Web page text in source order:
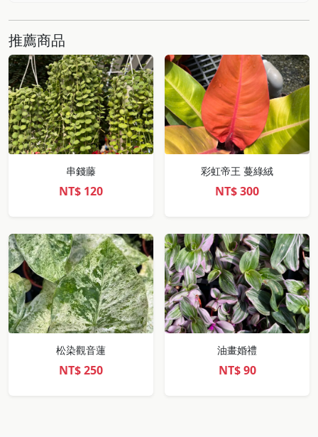
推薦商品
串錢藤
NT$ 120
彩虹帝王 蔓綠絨
NT$300
松染觀音蓮
NT$250
油畫婚禮
NT$90